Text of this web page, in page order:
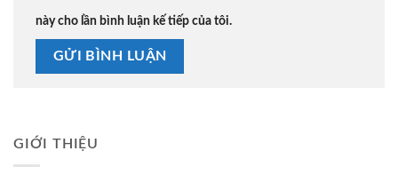
này cho lần bình luận kế tiếp của tôi.
GIỚI THIỆU